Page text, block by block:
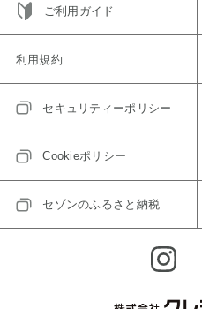
ご利用ガイド
利用規約
セキュリティーポリシー
Cookieポリシー
セゾンのふるさと納税